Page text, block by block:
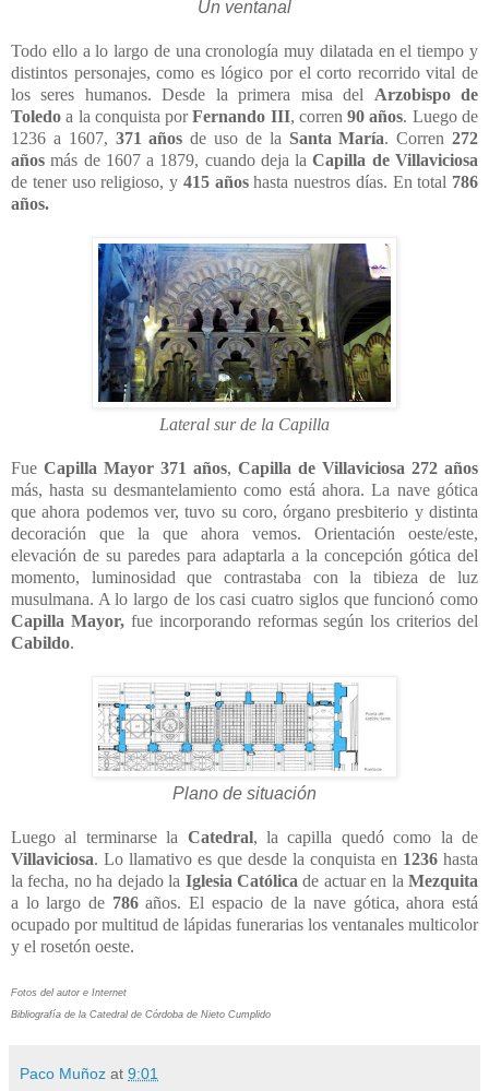
Un ventanal
Todo ello a lo largo de una cronología muy dilatada en el tiempo y
distintos personajes, como es lógico por el corto recorrido vital de
los seres humanos. Desde la primera misa del Arzobispo de
Toledo a la conquista porFernando III, corren90 años. Luego de
1236 a 1607, 371 años de uso de la Santa María. Corren272
años más de 1607 a 1879, cuando deja laCapilla de Villaviciosa
de tener uso religioso, y 415 añoshasta nuestros días. En total 786
años.
Lateral sur de la Capilla
Fue Capilla Mayor 371 años, Capilla de Villaviciosa 272 años
más, hasta su desmantelamiento como está ahora. La nave gótica
que ahora podemos ver, tuvo su coro, órgano presbiterio y distinta
decoración que la que ahora vemos. Orientación oeste/este,
elevación de su paredes para adaptarla a la concepción gótica del
momento, luminosidad que contrastaba con la tibieza de luz
musulmana. A lo largo de los casi cuatro siglos que funcionó como
Capilla Mayor,fue incorporando reformas según los criterios del
Cabildo.
Plano de situación
Luego al terminarse la Catedral, la capilla quedó como la de
Villaviciosa. Lo llamativo es que desde la conquista en 1236 hasta
la fecha, no ha dejado la Iglesia Católica de actuar en laMezquita
a lo largo de 786años. El espacio de la nave gótica, ahora está
ocupado por multitud de lápidas funerarias los ventanales multicolor
y el rosetón oeste.
Fotos del autor e Internet
Bibliografía de la Catedral de Córdoba de Nieto Cumplido
Paco Muñoz at 9:01